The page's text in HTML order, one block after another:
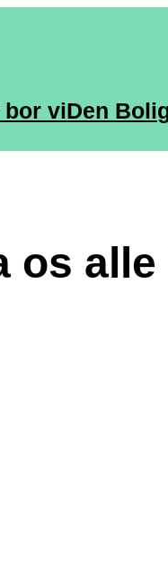
bor viDen
os alle